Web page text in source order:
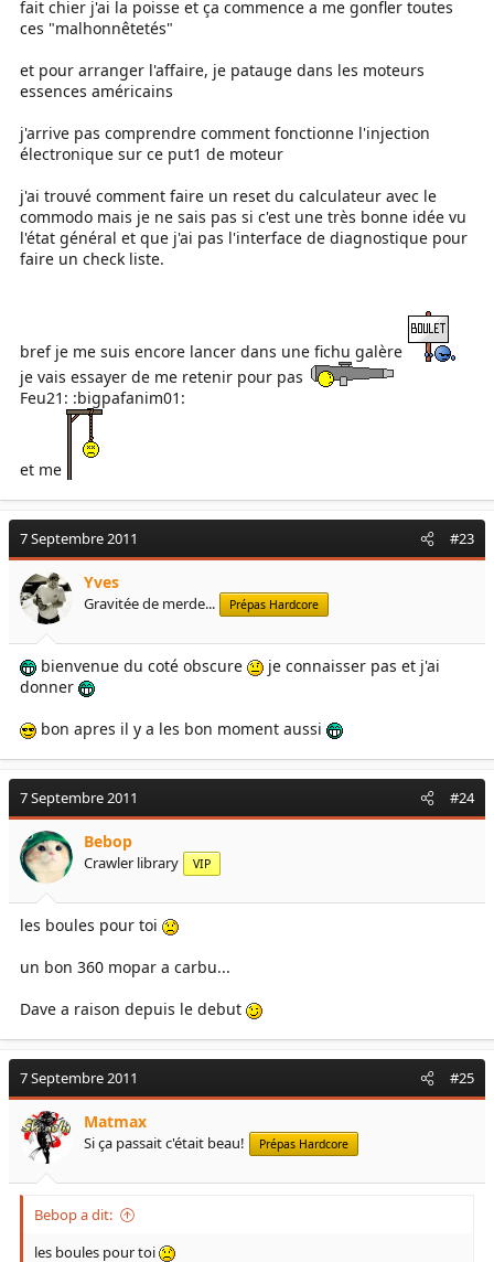
fait chier j'ai la poisse et ça commence a me gonfler toutes
ces "malhonnêtetés"
et pour arranger l'affaire, je patauge dans les moteurs
essences américains
j'arrive pas comprendre comment fonctionne l'injection
électronique sur ce put1 de moteur
j'ai trouvé comment faire un reset du calculateur avec le
commodo mais je ne sais pas si c'est une très bonne idée vu
l'état général et que j'ai pas l'interface de diagnostique pour
faire un check liste.
bref je me suis encore lancer dans une fichu galère
je vais essayer de me retenir pour pas
Feu21: :bigpafanim01:
et me
7 Septembre 2011 #23
Yves
Gravitée de merde... Prépas Hardcore
bienvenue du coté obscure
je connaisser pas et j'ai
donner
bon apres il y a les bon moment aussi
7 Septembre 2011 #24
Bebop
Crawler library VIP
les boules pour toi
un bon 360 mopar a carbu...
Dave a raison depuis le debut
7 Septembre 2011 #25
Matmax
Si ça passait c'était beau! Prépas Hardcore
Bebop a dit:
les boules pour toi